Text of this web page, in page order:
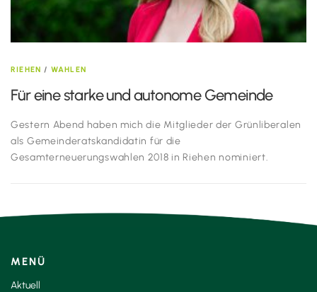
RIEHEN / WAHLEN
Für eine starke und autonome Gemeinde
Gestern Abend haben mich die Mitglieder der Grünliberalen
als Gemeinderatskandidatin für die
Gesamterneuerungswahlen 2018 in Riehen nominiert.
MENÜ
Aktuell